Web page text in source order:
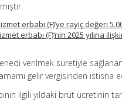
erbabı (F)’ye rayiç değeri
erbabı (F)’nin 2025 yılına
verilmek suretiyle
gelir vergisinden istisna
ilgili yıldaki brüt ücretinin